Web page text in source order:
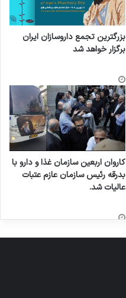
بزرگترین تجمع داروسازان ایران
برگزار خواهد شد
کاروان اربعین سازمان غذا و دارو با
بدرقه رئیس سازمان عازم عتبات
عالیات شد.